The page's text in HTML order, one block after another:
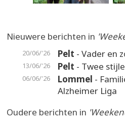
Nieuwere berichten in
20/06/'26 Pelt - Vader en
13/06/'26 Pelt - Twee
06/06/'26 Lommel -
Alzheimer Liga
Oudere berichten in